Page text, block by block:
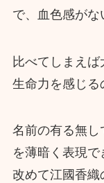
で、血色感がな
比べてしまえ
生命力を感じる
名前の有る無
を薄暗く表現
改めて江國香織